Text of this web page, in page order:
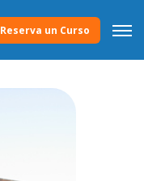
Reserva un Curso